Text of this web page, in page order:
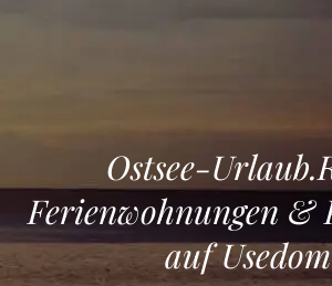
Ostsee-
Ferienwohnungen &
auf Usedom